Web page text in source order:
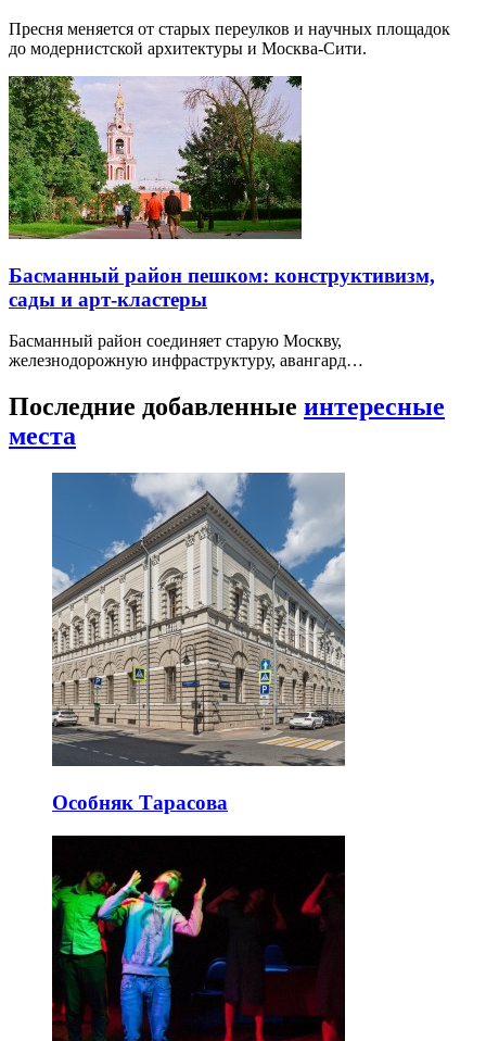
Пресня меняется от старых переулков и научных площадок
до модернистской архитектуры и Москва-Сити.
Басманный район пешком: конструктивизм,
сады и арт-кластеры
Басманный район соединяет старую Москву,
железнодорожную инфраструктуру, авангард…
Последние добавленные интересные
места
Особняк Тарасова